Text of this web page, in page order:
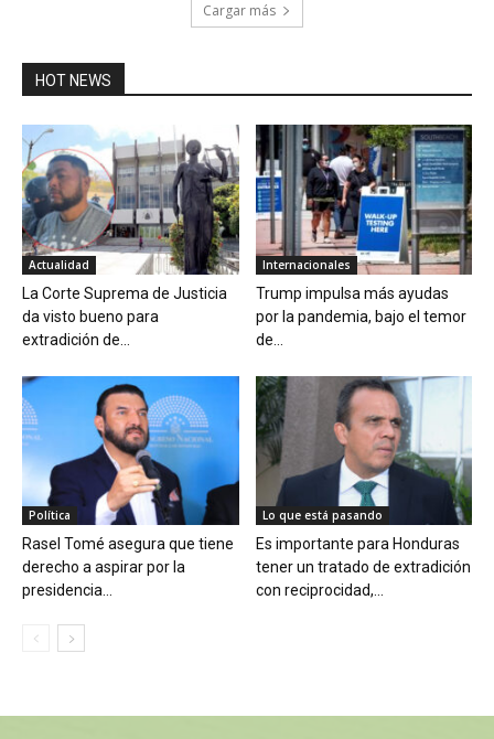
Cargar más
HOT NEWS
Actualidad
La Corte Suprema de Justicia
da visto bueno para
extradición de...
Internacionales
Trump impulsa más ayudas
por la pandemia, bajo el temor
de...
Política
Rasel Tomé asegura que tiene
derecho a aspirar por la
presidencia...
Lo que está pasando
Es importante para Honduras
tener un tratado de extradición
con reciprocidad,...